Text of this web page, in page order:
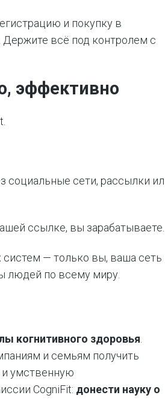
и покупку в
всё под контролем с
эффективно
социальные сети, рассылки
ссылке, вы зарабатываете.
систем — только вы, ваша сеть
людей по всему миру.
когнитивного здоровья.
и семьям получить
и умственную
CogniFit: донести науку о